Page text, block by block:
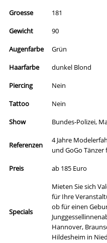
Groesse
181
Gewicht
90
Augenfarbe
Grün
Haarfarbe
dunkel Blond
Piercing
Nein
Tattoo
Nein
Show
Bundes-Polizei,
Referenzen
4 Jahre
und GoGo
Preis
ab 185 Euro
Specials
Mieten Sie sich
für Ihre
ob für einen
Hannover,
Hildesheim in